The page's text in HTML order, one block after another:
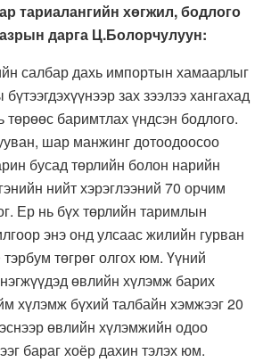
тариалангийн хөгжил, бодлого
дарга Ц.Болорчулуун:
салбар дахь импортын хамаарлыг
зах зээлээ хангахад
төрөөс баримтлах үндсэн бодлого.
шар манжинг дотоодоосоо
бусад төрлийн болон нарийн
нийт хэрэглээний 70 орчим
Ер нь бүх төрлийн таримлын
энэ онд улсаас жилийн гурван
төгрөг олгох юм. Үүний
өвлийн хүлэмж барих
хүлэмж бүхий талбайн хэмжээг 20
өвлийн хүлэмжийн одоо
бараг хоёр дахин тэлэх юм.